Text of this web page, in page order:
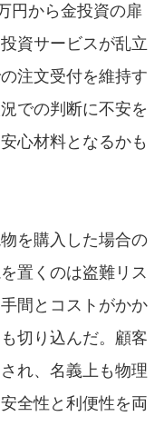
円から金投資の扉
資サービスが乱立
注文受付を維持す
での判断に不安を
心材料となるかも
を購入した場合の
置くのは盗難リス
間とコストがかか
切り込んだ。顧客
れ、名義上も物理
全性と利便性を両